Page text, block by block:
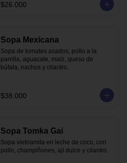
$26.000
Sopa Mexicana
Sopa de tomates asados, pollo a la
parrilla, aguacate, maíz, queso de
búfala, nachos y cilantro.
$38.000
Sopa Tomka Gai
Sopa vietnamita en leche de coco, con
pollo, champiñones, ají dulce y cilantro.